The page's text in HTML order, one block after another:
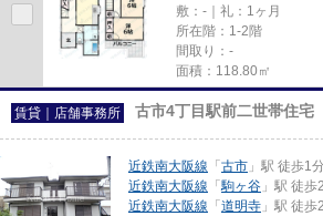
敷：-｜礼：1ヶ月
所在階：1-2階
間取り：-
面積：118.80㎡
賃貸｜店舗事務所 古市4丁目駅前二世帯住宅
近鉄南大阪線 「 古市 」駅 徒歩1
近鉄南大阪線 「駒ヶ谷 」駅 徒歩
近鉄南大阪線 「 道明寺 」駅 徒歩